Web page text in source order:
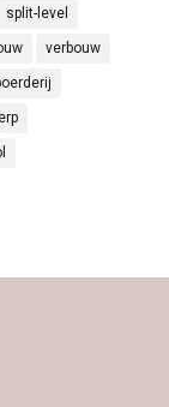
split-level
verbouw